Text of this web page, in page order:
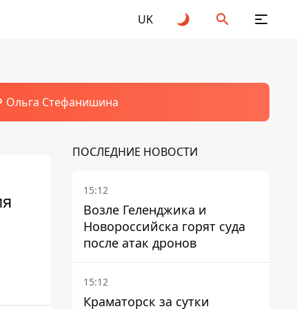
UK
Ольга Стефанишина
ПОСЛЕДНИЕ НОВОСТИ
15:12
Возле Геленджика и
Новороссийска горят суда
после атак дронов
15:12
Краматорск за сутки